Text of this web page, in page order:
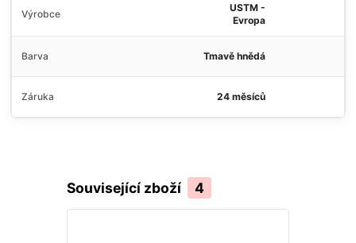
Výrobce
USTM -
Evropa
Barva Tmavě hnědá
Záruka 24 měsíců
Související zboží 4